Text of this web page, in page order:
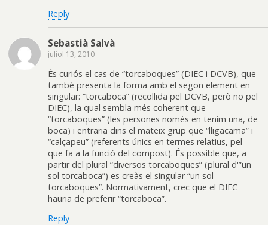
Reply
Sebastià Salvà
juliol 13, 2010
És curiós el cas de “torcaboques” (DIEC i DCVB), que
també presenta la forma amb el segon element en
singular: “torcaboca” (recollida pel DCVB, però no pel
DIEC), la qual sembla més coherent que
“torcaboques” (les persones només en tenim una, de
boca) i entraria dins el mateix grup que “lligacama” i
“calçapeu” (referents únics en termes relatius, pel
que fa a la funció del compost). És possible que, a
partir del plural “diversos torcaboques” (plural d'”un
sol torcaboca”) es creàs el singular “un sol
torcaboques”. Normativament, crec que el DIEC
hauria de preferir “torcaboca”.
Reply